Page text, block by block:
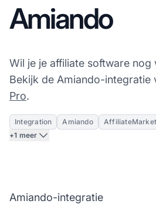
Amiando
Wil je je affiliate software
Bekijk de Amiando-integratie
Pro.
Integration Amiando
+1 meer
Amiando-integratie